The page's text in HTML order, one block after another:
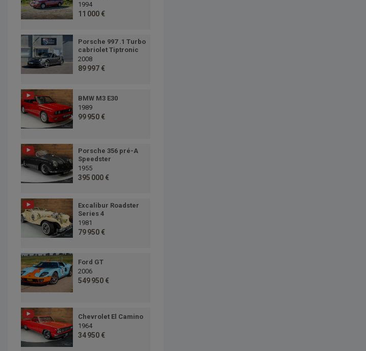
1994
11 000 €
Porsche 997 .1 Turbo
cabriolet Tiptronic
2008
89 997 €
BMW M3 E30
1989
99 950 €
Porsche 356 pré-A
Speedster
1955
395 000 €
Excalibur Roadster
Series 4
1981
79 950 €
Ford GT
2006
549 950 €
Chevrolet El Camino
1964
34 950 €